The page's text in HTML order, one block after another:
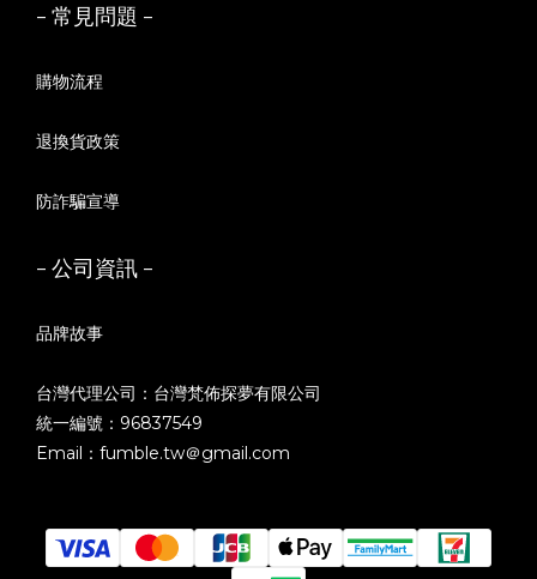
- 常見問題 -
購物流程
退換貨政策
防詐騙宣導
- 公司資訊 -
品牌故事
台灣代理公司：台灣梵佈探夢有限公司
統一編號：96837549
Email：fumble.tw＠gmail.com